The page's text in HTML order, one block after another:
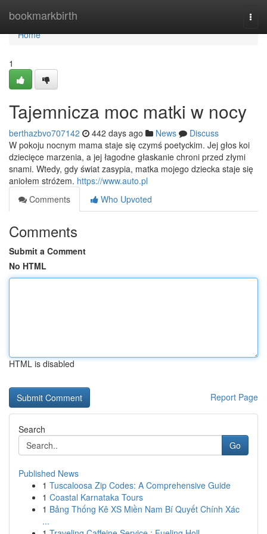
bookmarkbirth
Home
Home
1
Tajemnicza moc matki w nocy
berthazbvo707142 442 days ago News
Discuss
W pokoju nocnym mama staje się czymś poetyckim. Jej głos koi
dziecięce marzenia, a jej łagodne głaskanie chroni przed złymi
snami. Wtedy, gdy świat zasypia, matka mojego dziecka staje się
aniołem stróżem. https://www.auto.pl
Comments
Who Upvoted
Comments
Submit a Comment
No HTML
HTML is disabled
Report Page
Search
Go
Published News
1 Tuscaloosa Zip Codes: A Comprehensive Guide
1 Coastal Karnataka Tours
1 Bảng Thống Kê XS Miền Nam Bí Quyết Chính Xác
...